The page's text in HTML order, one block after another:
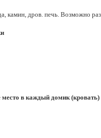
камин, дров. печь. Возможно
в каждый домик (кровать)